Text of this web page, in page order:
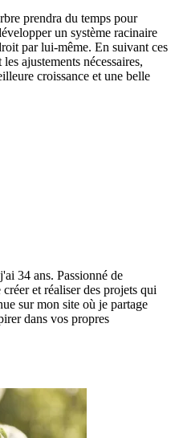
prendra du temps pour
un système racinaire
par lui-même. En suivant ces
ajustements nécessaires,
croissance et une belle
34 ans. Passionné de
et réaliser des projets qui
sur mon site où je partage
dans vos propres